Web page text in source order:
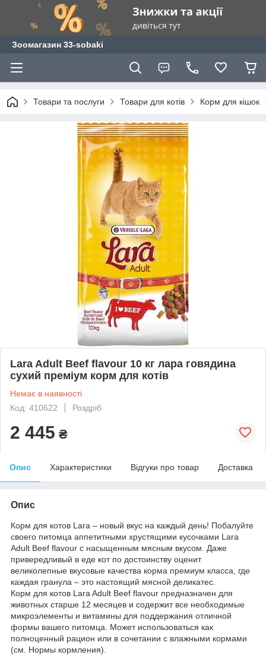
Зоомагазин 33-sobaki
Товари та послуги Товари для котів Корм для кішок
Lara Adult Beef flavour 10 кг лара говядина
сухий преміум корм для котів
Немає в наявності
Код: 410622
Роздріб
2 445 ₴
Опис Характеристики Відгуки про товар Доставка
Опис
Корм для котов Lara – новый вкус на каждый день! Побалуйте
своего питомца аппетитными хрустящими кусочками Lara
Adult Beef flavour с насыщенным мясным вкусом. Даже
привередливый в еде кот по достоинству оценит
великолепные вкусовые качества корма премиум класса, где
каждая гранула – это настоящий мясной деликатес.
Корм для котов Lara Adult Beef flavour предназначен для
животных старше 12 месяцев и содержит все необходимые
микроэлементы и витамины для поддержания отличной
формы вашего питомца. Может использоваться как
полноценный рацион или в сочетании с влажными кормами
(см. Нормы кормления).